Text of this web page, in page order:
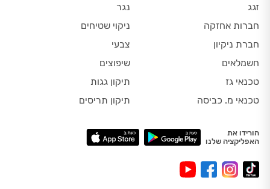
זגג
חברות אחזקה
חברת ניקיון
חשמלאים
טכנאי גז
טכנאי מ. כביסה
נגר
ניקוי שטיחים
צבעי
שיפוצים
תיקון גגות
תיקון תריסים
הורידו את
האפליקציה שלנו